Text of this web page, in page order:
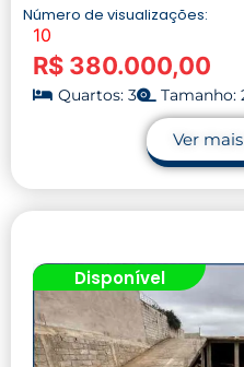
Número de visualizações:
10
R$ 380.000,00
Quartos: 3 Tamanho:
Ver
Disponível